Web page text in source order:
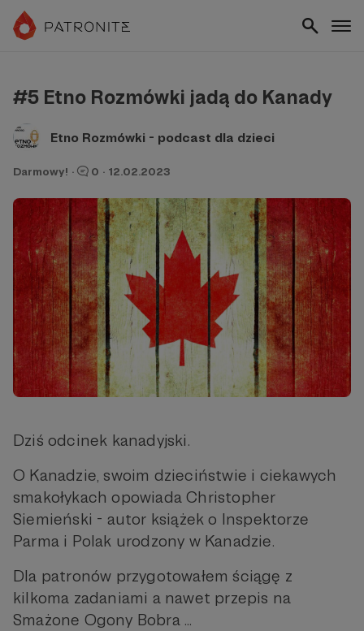
#5 Etno Rozmówki jadą do Kanady
Etno Rozmówki - podcast dla dzieci
Darmowy! · 0 · 12.02.2023
Dziś odcinek kanadyjski.
O Kanadzie, swoim dzieciństwie i ciekawych
smakołykach opowiada Christopher
Siemieński - autor książek o Inspektorze
Parma i Polak urodzony w Kanadzie.
Dla patronów przygotowałem ściągę z
kilkoma zadaniami a nawet przepis na
Smażone Ogony Bobra ...